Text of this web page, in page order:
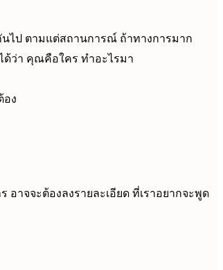
นไป ตามแต่สถานการณ์ ถ้าทางการมาก
ด้ว่า คุณคือใคร ทำอะไรมา
อง
าจจะต้องลงรายละเอียด ที่เราอยากจะพูด